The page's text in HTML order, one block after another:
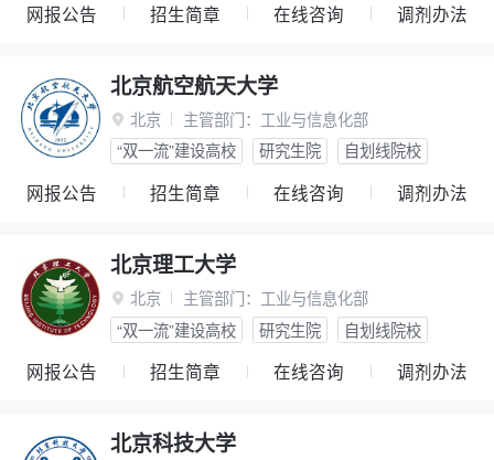
网报公告 招生简章 在线咨询 调剂办法
北京航空航天大学
 北京 主管部门： 工业与信息化部
“双一流”建设高校
研究生院 自划线院校
网报公告 招生简章 在线咨询 调剂办法
北京理工大学
 北京 主管部门： 工业与信息化部
“双一流”建设高校
研究生院 自划线院校
网报公告 招生简章 在线咨询 调剂办法
北京科技大学